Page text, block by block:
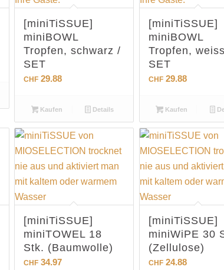
[miniTiSSUE]
miniBOWL
Tropfen, schwarz /
SET
CHF 29.88
Kaufen Details
[miniTiSSUE]
miniBOWL
Tropfen,
SET
CHF29.88
Kaufen
[miniTiSSUE]
miniTOWEL 18
Stk. (Baumwolle)
CHF 34.97
[miniTiSSUE]
miniWiPE 30
(Zellulose)
CHF24.88